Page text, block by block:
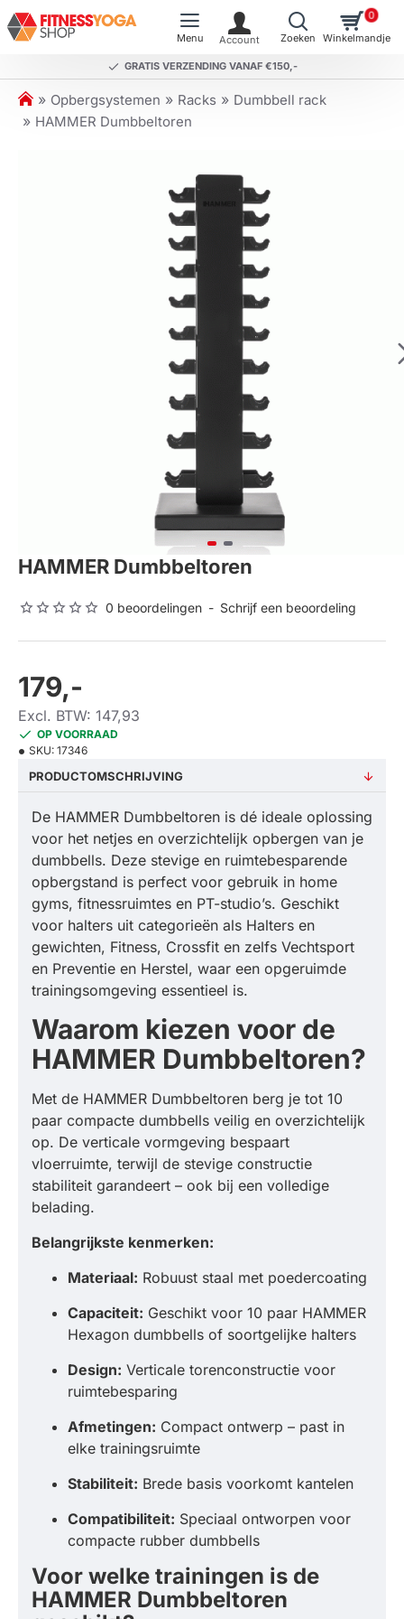
GRATIS VERZENDING VANAF €150,-
0
h
o
Opbergsystemen Racks
Dumbbell rack
HAMMER Dumbbeltoren
HAMMER Dumbbeltoren
0 beoordelingen - Schrijf een beoordeling
179,-
Excl. BTW: 147,93
OP VOORRAAD
SKU: 17346
PRODUCTOMSCHRIJVING
De HAMMER Dumbbeltoren is dé ideale oplossing
voor het netjes en overzichtelijk opbergen van je
dumbbells. Deze stevige en ruimtebesparende
opbergstand is perfect voor gebruik in home
gyms, fitnessruimtes en PT-studio’s. Geschikt
voor halters uit categorieën als Halters en
gewichten, Fitness, Crossfit en zelfs Vechtsport
en Preventie en Herstel, waar een opgeruimde
trainingsomgeving essentieel is.
Waarom kiezen voor de
HAMMER Dumbbeltoren?
Met de HAMMER Dumbbeltoren berg je tot 10
paar compacte dumbbells veilig en overzichtelijk
op. De verticale vormgeving bespaart
vloerruimte, terwijl de stevige constructie
stabiliteit garandeert – ook bij een volledige
belading.
Belangrijkste kenmerken:
Materiaal: Robuust staal met poedercoating
Capaciteit: Geschikt voor 10 paar HAMMER
Hexagon dumbbells of soortgelijke halters
Design: Verticale torenconstructie voor
ruimtebesparing
Afmetingen: Compact ontwerp – past in
elke trainingsruimte
Stabiliteit: Brede basis voorkomt kantelen
Compatibiliteit: Speciaal ontworpen voor
compacte rubber dumbbells
Voor welke trainingen is de
HAMMER Dumbbeltoren